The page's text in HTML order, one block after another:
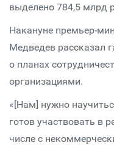
выделено 784,5 млрд
Накануне премьер-
Медведев рассказал
о планах
организациями.
«[Нам] нужно
готов участвовать в
числе с